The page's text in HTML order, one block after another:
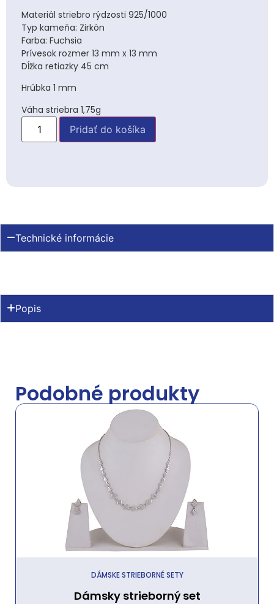
Materiál striebro rýdzosti 925/1000
Typ kameňa: Zirkón
Farba: Fuchsia
Prívesok rozmer 13 mm x 13 mm
Dĺžka retiazky 45 cm
Hrúbka 1 mm
Váha striebra 1,75g
Pridať do košíka
Technické informácie
Popis
Podobné produkty
DÁMSKE STRIEBORNÉ SETY
Dámsky strieborný set